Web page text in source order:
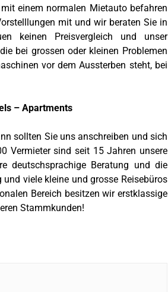
einem normalen Mietauto befahren
mit und wir beraten Sie in
keinen Preisvergleich und unser
bei grossen oder kleinen Problemen
vor dem Aussterben steht, bei
– Apartments
sollten Sie uns anschreiben und sich
Vermieter sind seit 15 Jahren unsere
deutschsprachige Beratung und die
viele kleine und grosse Reisebüros
Bereich besitzen wir erstklassige
Stammkunden!